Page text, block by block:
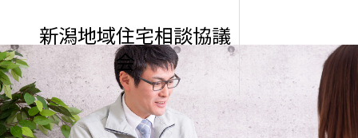
新潟地域住宅相談協議
会